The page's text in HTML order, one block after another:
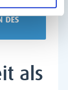
DES
als